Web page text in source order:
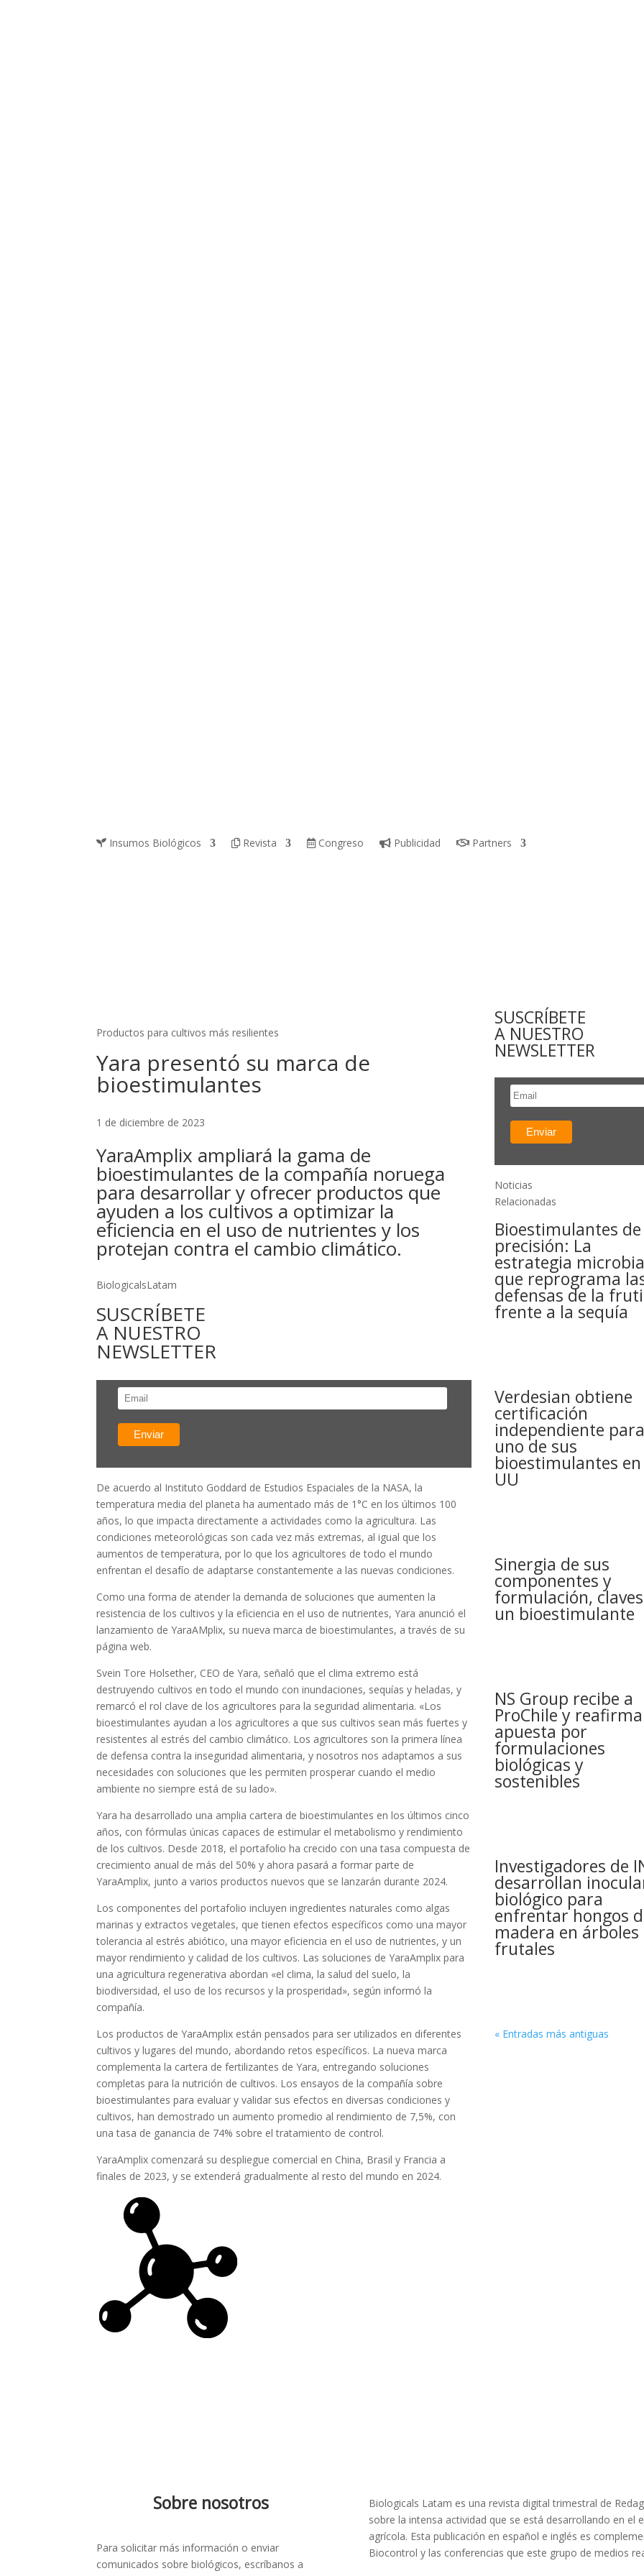
Insumos Biológicos Revista Congreso Publicidad Partners
Productos para cultivos más resilientes
Yara presentó su marca de
bioestimulantes
1 de diciembre de 2023
YaraAmplix ampliará la gama de
bioestimulantes de la compañía noruega
para desarrollar y ofrecer productos que
ayuden a los cultivos a optimizar la
eficiencia en el uso de nutrientes y los
protejan contra el cambio climático.
BiologicalsLatam
SUSCRÍBETE
A NUESTRO
NEWSLETTER
De acuerdo al Instituto Goddard de Estudios Espaciales de la NASA, la
temperatura media del planeta ha aumentado más de 1°C en los últimos 100
años, lo que impacta directamente a actividades como la agricultura. Las
condiciones meteorológicas son cada vez más extremas, al igual que los
aumentos de temperatura, por lo que los agricultores de todo el mundo
enfrentan el desafío de adaptarse constantemente a las nuevas condiciones.
Como una forma de atender la demanda de soluciones que aumenten la
resistencia de los cultivos y la eficiencia en el uso de nutrientes, Yara anunció el
lanzamiento de YaraAMplix, su nueva marca de bioestimulantes, a través de su
página web.
Svein Tore Holsether, CEO de Yara, señaló que el clima extremo está
destruyendo cultivos en todo el mundo con inundaciones, sequías y heladas, y
remarcó el rol clave de los agricultores para la seguridad alimentaria. «Los
bioestimulantes ayudan a los agricultores a que sus cultivos sean más fuertes y
resistentes al estrés del cambio climático. Los agricultores son la primera línea
de defensa contra la inseguridad alimentaria, y nosotros nos adaptamos a sus
necesidades con soluciones que les permiten prosperar cuando el medio
ambiente no siempre está de su lado».
Yara ha desarrollado una amplia cartera de bioestimulantes en los últimos cinco
años, con fórmulas únicas capaces de estimular el metabolismo y rendimiento
de los cultivos. Desde 2018, el portafolio ha crecido con una tasa compuesta de
crecimiento anual de más del 50% y ahora pasará a formar parte de
YaraAmplix, junto a varios productos nuevos que se lanzarán durante 2024.
Los componentes del portafolio incluyen ingredientes naturales como algas
marinas y extractos vegetales, que tienen efectos específicos como una mayor
tolerancia al estrés abiótico, una mayor eficiencia en el uso de nutrientes, y un
mayor rendimiento y calidad de los cultivos. Las soluciones de YaraAmplix para
una agricultura regenerativa abordan «el clima, la salud del suelo, la
biodiversidad, el uso de los recursos y la prosperidad», según informó la
compañía.
Los productos de YaraAmplix están pensados para ser utilizados en diferentes
cultivos y lugares del mundo, abordando retos específicos. La nueva marca
complementa la cartera de fertilizantes de Yara, entregando soluciones
completas para la nutrición de cultivos. Los ensayos de la compañía sobre
bioestimulantes para evaluar y validar sus efectos en diversas condiciones y
cultivos, han demostrado un aumento promedio al rendimiento de 7,5%, con
una tasa de ganancia de 74% sobre el tratamiento de control.
YaraAmplix comenzará su despliegue comercial en China, Brasil y Francia a
finales de 2023, y se extenderá gradualmente al resto del mundo en 2024.
SUSCRÍBETE
A NUESTRO
NEWSLETTER
Noticias
Relacionadas
Bioestimulantes de
precisión: La
estrategia
que reprograma
defensas de la
frente a la sequía
Verdesian obtiene
certificación
independiente para
uno de sus
bioestimulantes en
UU
Sinergia de sus
componentes y
formulación,
un bioestimulante
NS Group recibe a
ProChile y
apuesta por
formulaciones
biológicas y
sostenibles
Investigadores de
desarrollan
biológico para
enfrentar hongos
madera en árboles
frutales
« Entradas más antiguas
Sobre nosotros
Para solicitar más información o enviar
comunicados sobre biológicos, escríbanos a
Biologicals Latam es una revista digital trimestral de
sobre la intensa actividad que se está desarrollando en el
agrícola. Esta publicación en español e inglés es
Biocontrol y las conferencias que este grupo de medios